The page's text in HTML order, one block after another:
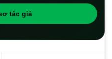
tác giả